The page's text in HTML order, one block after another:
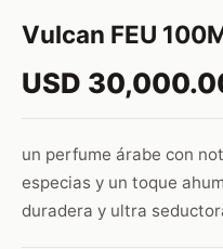
Vulcan FEU
USD
un perfume árabe con
especias y un toque
duradera y ultra